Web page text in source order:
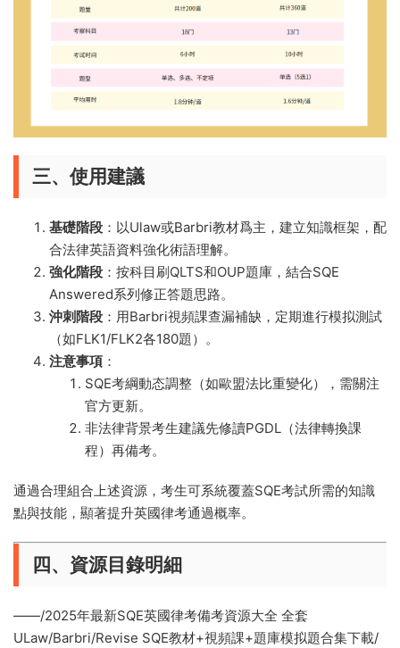
三、使用建議
基礎階段 ：以Ulaw或Barbri教材爲主，建立知識框架，配
合法律英語資料強化術語理解。
強化階段 ：按科目刷QLTS和OUP題庫，結合SQE
Answered系列修正答題思路。
沖刺階段 ：用Barbri視頻課查漏補缺，定期進行模拟測試
（如FLK1/FLK2各180題）。
注意事項 ：
SQE考綱動态調整（如歐盟法比重變化），需關注
官方更新。
非法律背景考生建議先修讀PGDL（法律轉換課
程）再備考。
通過合理組合上述資源，考生可系統覆蓋SQE考試所需的知識
點與技能，顯著提升英國律考通過概率。
四、資源目錄明細
——/2025年最新SQE英國律考備考資源大全 全套
ULaw/Barbri/Revise SQE教材+視頻課+題庫模拟題合集下載/